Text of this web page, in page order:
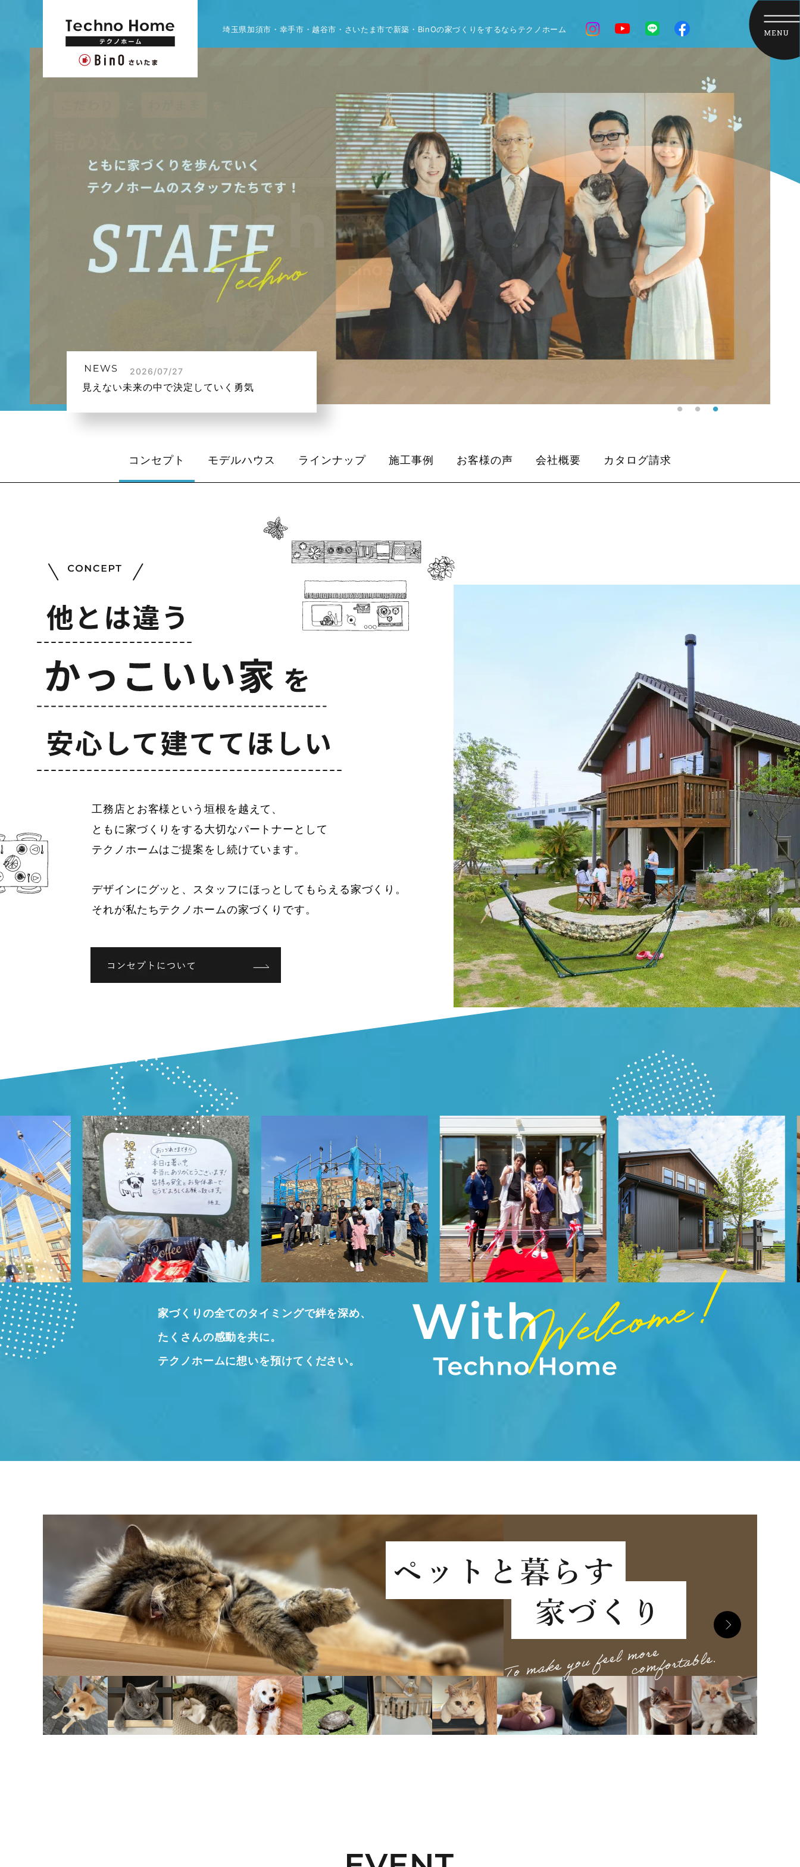
埼玉県加須市・幸手市・越谷市・さいたま市で新築・BinOの家づくりをするならテクノホーム
2026/07/27
見えない未来の中で決定していく勇気
コンセプト モデルハウス ラインナップ 施工事例 お客様の声 会社概要 カタログ請求
工務店とお客様という垣根を越えて、
ともに家づくりをする大切なパートナーとして
テクノホームはご提案をし続けています。
デザインにグッと、スタッフにほっとしてもらえる家づくり。
それが私たちテクノホームの家づくりです。
家づくりの全てのタイミングで絆を深め、
たくさんの感動を共に。
テクノホームに想いを預けてください。